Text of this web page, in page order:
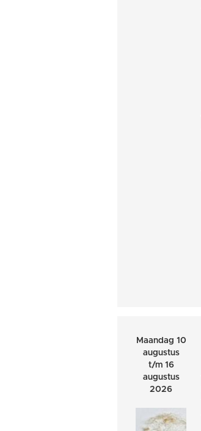
Maandag 10
augustus
t/m 16
augustus
2026